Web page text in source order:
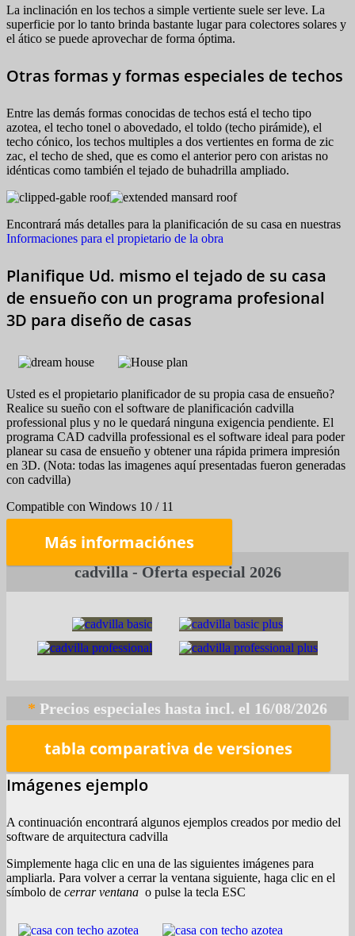
La inclinación en los techos a simple vertiente suele ser leve. La
superficie por lo tanto brinda bastante lugar para colectores solares y
el ático se puede aprovechar de forma óptima.
Otras formas y formas especiales de techos
Entre las demás formas conocidas de techos está el techo tipo
azotea, el techo tonel o abovedado, el toldo (techo pirámide), el
techo cónico, los techos multiples a dos vertientes en forma de zic
zac, el techo de shed, que es como el anterior pero con aristas no
idénticas como también el tejado de buhadrilla ampliado.
Encontrará más detalles para la planificación de su casa en nuestras
Informaciones para el propietario de la obra
Planifique Ud. mismo el tejado de su casa
de ensueño con un programa profesional
3D para diseño de casas
Usted es el propietario planificador de su propia casa de ensueño?
Realice su sueño con el software de planificación cadvilla
professional plus y no le quedará ninguna exigencia pendiente. El
programa CAD cadvilla professional es el software ideal para poder
planear su casa de ensueño y obtener una rápida primera impresión
en 3D. (Nota: todas las imagenes aquí presentadas fueron generadas
con cadvilla)
Compatible con Windows 10 / 11
Más informaciónes
*
tabla comparativa de versiones
Imágenes ejemplo
A continuación encontrará algunos ejemplos creados por medio del
software de arquitectura cadvilla
Simplemente haga clic en una de las siguientes imágenes para
ampliarla. Para volver a cerrar la ventana siguiente, haga clic en el
símbolo de cerrar ventana o pulse la tecla ESC